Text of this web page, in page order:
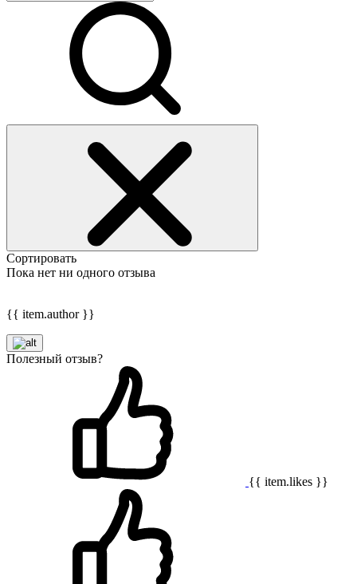
Сортировать
Пока нет ни одного отзыва
{{ item.author }}
Полезный отзыв?
{{ item.likes }}